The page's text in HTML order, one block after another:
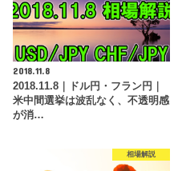
2018.11.8
2018.11.8｜ドル円・フラン円｜
米中間選挙は波乱なく、不透明感
が消…
相場解説